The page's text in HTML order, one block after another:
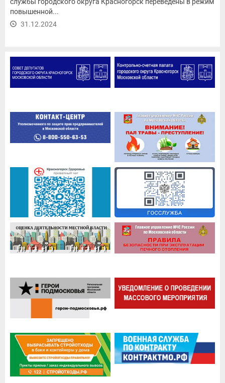
повышенной...
31.12.2024